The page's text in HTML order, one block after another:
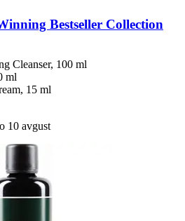
Bestseller Collection
Cleanser, 100 ml
ml
15 ml
10 avgust